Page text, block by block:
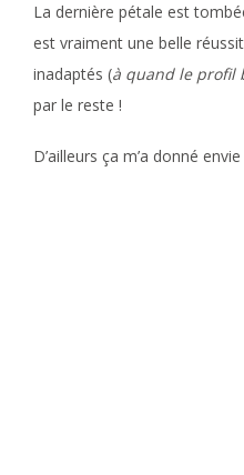
La dernière pétale est
est vraiment une belle
inadaptés (à quand le profil
par le reste !
D’ailleurs ça m’a donné